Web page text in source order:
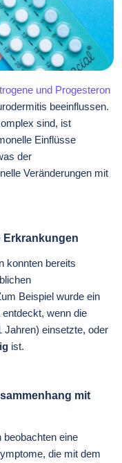
und Progesteron
beeinflussen.
sind, ist
Einflüsse
der
Veränderungen mit
Erkrankungen
konnten bereits
Beispiel wurde ein
wenn die
Jahren) einsetzte, oder
ist.
mit
beobachten eine
die mit dem